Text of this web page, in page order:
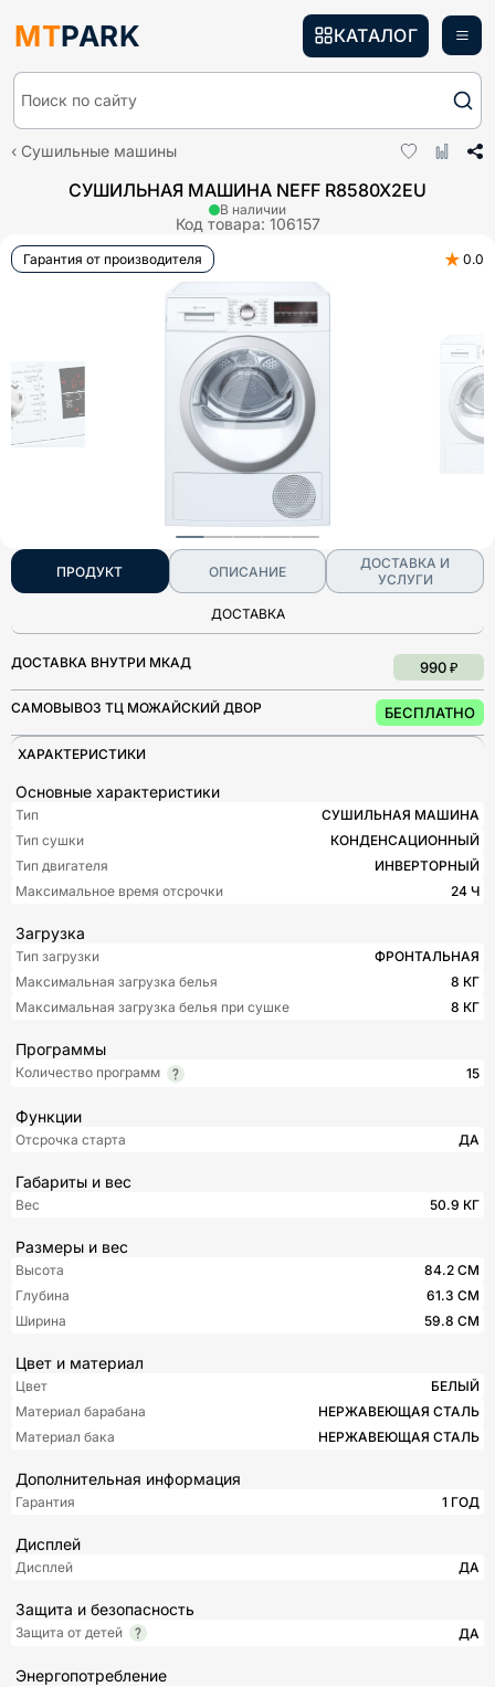
MTPARK
Поиск по сайту
КАТАЛОГ
Сушильные машины
СУШИЛЬНАЯ МАШИНА NEFF R8580X2EU
Код товара: 106157
В наличии
Гарантия от производителя ★ 0.0
ПРОДУКТ ОПИСАНИЕ
ДОСТАВКА И
УСЛУГИ
ДОСТАВКА
ДОСТАВКА ВНУТРИ МКАД 990 ₽
САМОВЫВОЗ ТЦ МОЖАЙСКИЙ ДВОР БЕСПЛАТНО
ХАРАКТЕРИСТИКИ
Основные характеристики
Тип
СУШИЛЬНАЯ МАШИНА
Тип сушки
КОНДЕНСАЦИОННЫЙ
Тип двигателя
ИНВЕРТОРНЫЙ
Максимальное время отсрочки
24 Ч
Загрузка
Тип загрузки
ФРОНТАЛЬНАЯ
Максимальная загрузка белья
8 КГ
Максимальная загрузка белья при сушке
8 КГ
Программы
Количество программ 15
Функции
Отсрочка старта ДА
Габариты и вес
Вес 50.9 КГ
Размеры и вес
Высота
84.2 СМ
Глубина
61.3 СМ
Ширина
59.8 СМ
Цвет и материал
Цвет
БЕЛЫЙ
Материал барабана
НЕРЖАВЕЮЩАЯ СТАЛЬ
Материал бака
НЕРЖАВЕЮЩАЯ СТАЛЬ
Дополнительная информация
Гарантия 1 ГОД
Дисплей
Дисплей ДА
Защита и безопасность
Защита от детей ДА
Энергопотребление